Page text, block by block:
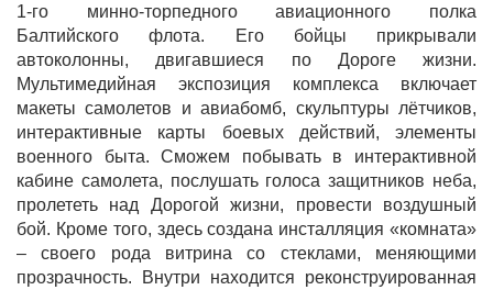
1-го минно-торпедного авиационного полка
Балтийского флота. Его бойцы прикрывали
автоколонны, двигавшиеся по Дороге жизни.
Мультимедийная экспозиция комплекса включает
макеты самолетов и авиабомб, скульптуры лётчиков,
интерактивные карты боевых действий, элементы
военного быта. Сможем побывать в интерактивной
кабине самолета, послушать голоса защитников неба,
пролететь над Дорогой жизни, провести воздушный
бой. Кроме того, здесь создана инсталляция «комната»
– своего рода витрина со стеклами, меняющими
прозрачность. Внутри находится реконструированная